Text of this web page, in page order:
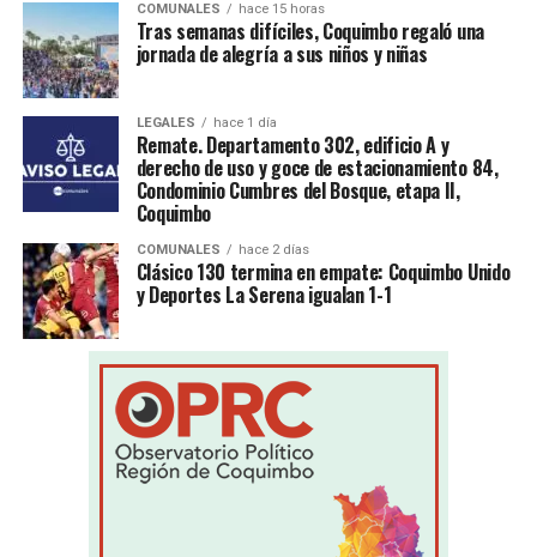
COMUNALES hace 15 horas
Tras semanas difíciles, Coquimbo regaló una
jornada de alegría a sus niños y niñas
LEGALES hace 1 día
Remate. Departamento 302, edificio A y
derecho de uso y goce de estacionamiento 84,
Condominio Cumbres del Bosque, etapa II,
Coquimbo
COMUNALES hace 2 días
Clásico 130 termina en empate: Coquimbo Unido
y Deportes La Serena igualan 1-1